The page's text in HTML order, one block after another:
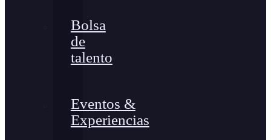
Bolsa
de
talento
Eventos &
Experiencias